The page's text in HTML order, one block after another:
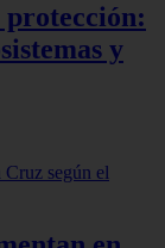
protección:
y